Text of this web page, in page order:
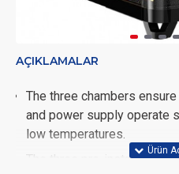
AÇIKLAMALAR
The three chambers
and power supply operate
low temperatures.
The three pre-installed RS-